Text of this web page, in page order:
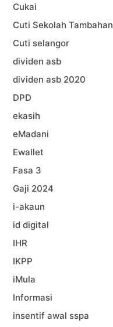
Cukai
Cuti Sekolah Tambahan
Cuti selangor
dividen asb
dividen asb 2020
DPD
ekasih
eMadani
Ewallet
Fasa 3
Gaji 2024
i-akaun
id digital
IHR
IKPP
iMula
Informasi
insentif awal sspa